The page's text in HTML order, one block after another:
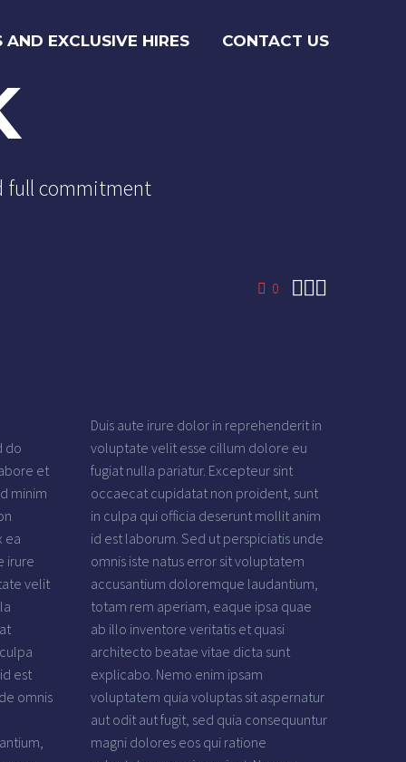
AND EXCLUSIVE HIRES CONTACT US
full commitment
0 
do
et
minim
ea
irure
velit
est
omnis
Duis aute irure dolor in reprehenderit in
voluptate velit esse cillum dolore eu
fugiat nulla pariatur. Excepteur sint
occaecat cupidatat non proident, sunt
in culpa qui officia deserunt mollit anim
id est laborum. Sed ut perspiciatis unde
omnis iste natus error sit voluptatem
accusantium doloremque laudantium,
totam rem aperiam, eaque ipsa quae
ab illo inventore veritatis et quasi
architecto beatae vitae dicta sunt
explicabo. Nemo enim ipsam
voluptatem quia voluptas sit aspernatur
aut odit aut fugit, sed quia consequuntur
magni dolores eos qui ratione